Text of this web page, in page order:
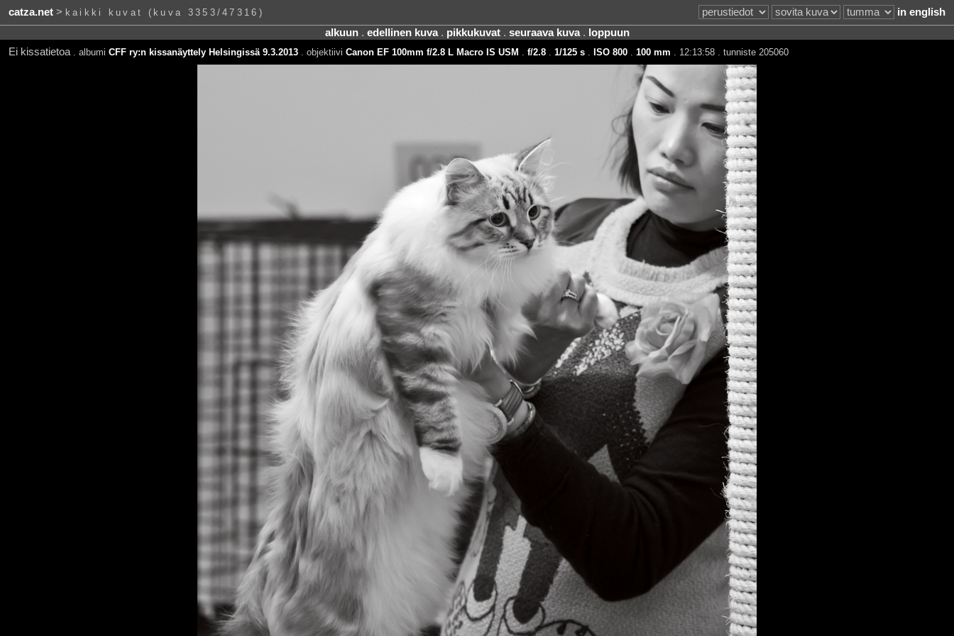
catza.net> kaikki kuvat (kuva 3353/47316)
in english
alkuun. edellinen kuva. pikkukuvat. seuraava kuva. loppuun
Ei kissatietoa
. albumi CFF ry:n kissanäyttely Helsingissä 9.3.2013. objektiivi Canon EF 100mm f/2.8 L Macro IS USM f/2.8. 1/125 s. ISO 800. 100 mm . 12:13:58 . tunniste 205060